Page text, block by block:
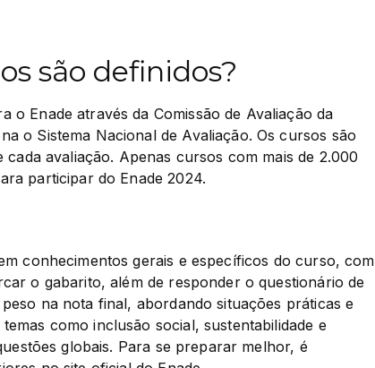
são definidos?
o Enade através da Comissão de Avaliação da
o Sistema Nacional de Avaliação. Os cursos são
avaliação. Apenas cursos com mais de 2.000
participar do Enade 2024.
conhecimentos gerais e específicos do curso, com
o gabarito, além de responder o questionário de
na nota final, abordando situações práticas e
como inclusão social, sustentabilidade e
globais. Para se preparar melhor, é